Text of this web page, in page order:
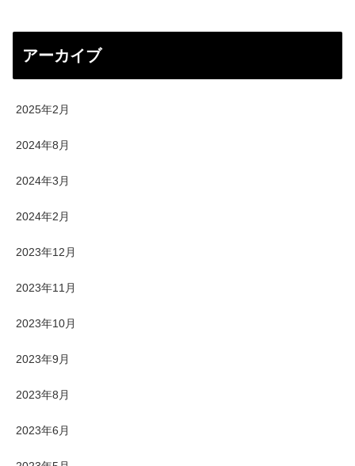
アーカイブ
2025年2月
2024年8月
2024年3月
2024年2月
2023年12月
2023年11月
2023年10月
2023年9月
2023年8月
2023年6月